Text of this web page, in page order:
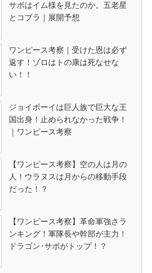
サボはイム様を見たのか。五老星
とコブラ｜展開予想
ワンピース考察｜受けた恩は必ず
返す！ゾロはトの康は死なせな
い！！
ジョイボーイは巨人族で巨大な王
国出身！止められなかった戦争！
｜ワンピース考察
【ワンピース考察】空の人は月の
人！ウラヌスは月からの移動手段
だった！？
【ワンピース考察】革命軍強さラ
ンキング！軍隊長や幹部が主力！
ドラゴン･サボがトップ！？